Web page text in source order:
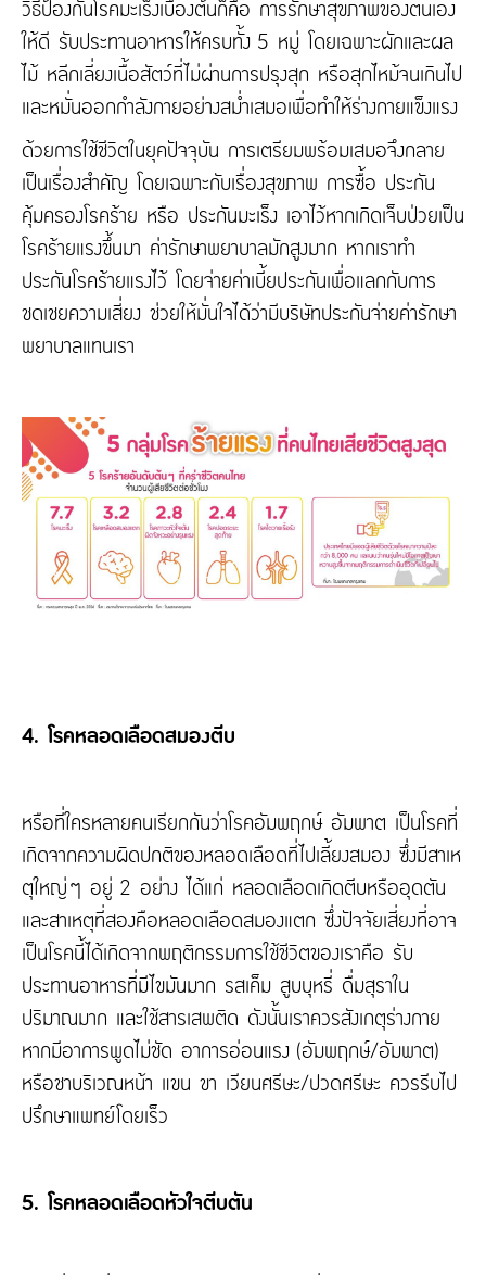
วิธีป้องกันโรคมะเร็งเบื้องต้นก็คือ การรักษาสุขภาพของตนเอง
ให้ดี รับประทานอาหารให้ครบทั้ง 5 หมู่ โดยเฉพาะผักและผล
ไม้ หลีกเลี่ยงเนื้อสัตว์ที่ไม่ผ่านการปรุงสุก หรือสุกไหม้จนเกินไป
และหมั่นออกกำลังกายอย่างสม่ำเสมอเพื่อทำให้ร่างกายแข็งแรง
ด้วยการใช้ชีวิตในยุคปัจจุบัน การเตรียมพร้อมเสมอจึงกลาย
เป็นเรื่องสำคัญ โดยเฉพาะกับเรื่องสุขภาพ การซื้อ ประกัน
คุ้มครองโรคร้าย หรือ ประกันมะเร็ง เอาไว้หากเกิดเจ็บป่วยเป็น
โรคร้ายแรงขึ้นมา ค่ารักษาพยาบาลมักสูงมาก หากเราทำ
ประกันโรคร้ายแรงไว้ โดยจ่ายค่าเบี้ยประกันเพื่อแลกกับการ
ชดเชยความเสี่ยง ช่วยให้มั่นใจได้ว่ามีบริษัทประกันจ่ายค่ารักษา
พยาบาลแทนเรา
4. โรคหลอดเลือดสมองตีบ
หรือที่ใครหลายคนเรียกกันว่าโรคอัมพฤกษ์ อัมพาต เป็นโรคที่
เกิดจากความผิดปกติของหลอดเลือดที่ไปเลี้ยงสมอง ซึ่งมีสาเห
ตุใหญ่ๆ อยู่ 2 อย่าง ได้แก่ หลอดเลือดเกิดตีบหรืออุดตัน
และสาเหตุที่สองคือหลอดเลือดสมองแตก ซึ่งปัจจัยเสี่ยงที่อาจ
เป็นโรคนี้ได้เกิดจากพฤติกรรมการใช้ชีวิตของเราคือ รับ
ประทานอาหารที่มีไขมันมาก รสเค็ม สูบบุหรี่ ดื่มสุราใน
ปริมาณมาก และใช้สารเสพติด ดังนั้นเราควรสังเกตุร่างกาย
หากมีอาการพูดไม่ชัด อาการอ่อนแรง (อัมพฤกษ์/อัมพาต)
หรือชาบริเวณหน้า แขน ขา เวียนศรีษะ/ปวดศรีษะ ควรรีบไป
ปรึกษาแพทย์โดยเร็ว
5. โรคหลอดเลือดหัวใจตีบตัน